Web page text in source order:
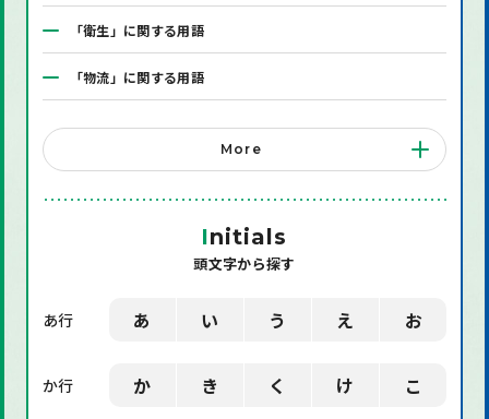
「衛生」に関する用語
「物流」に関する用語
「システム」に関する用語
「店舗備品」に関する用語
「環境」に関する用語
「業界用語」に関する用語
More
Initials
頭文字から探す
あ行 あ い う え お
か行 か き く け こ